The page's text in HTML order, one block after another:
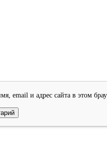
email и адрес сайта в этом